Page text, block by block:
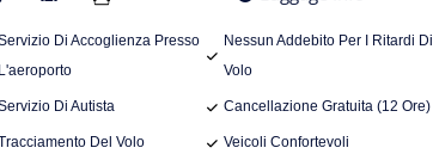
Di Accoglienza Presso
L'aeroporto
Nessun Addebito Per I Ritardi Di
Volo
Di Autista Cancellazione Gratuita (12 Ore)
Del Volo Veicoli Confortevoli